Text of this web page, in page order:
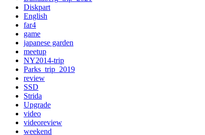
Diskpart
English
far4
game
japanese garden
meetup
NY2014-trip
Parks_trip_2019
review
SSD
Strida
Upgrade
video
videoreview
weekend